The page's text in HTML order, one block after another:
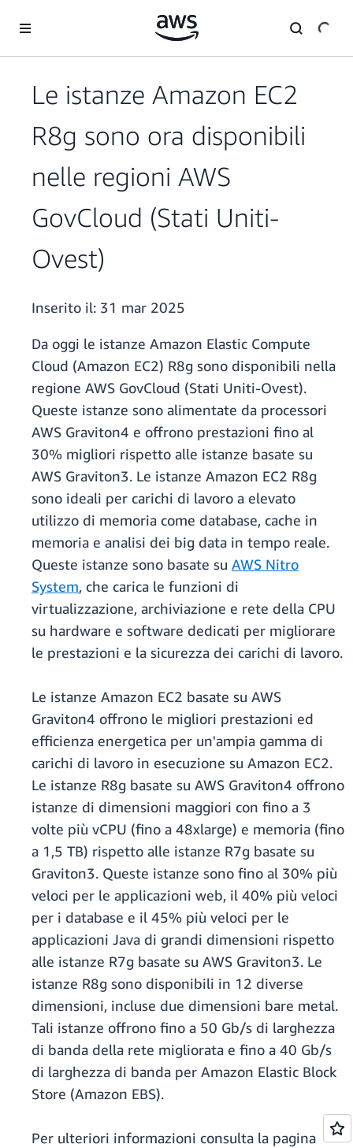
Le istanze Amazon EC2
R8g sono ora disponibili
nelle regioni AWS
GovCloud (Stati Uniti-
Ovest)
Inserito il: 31 mar 2025
Da oggi le istanze Amazon Elastic Compute
Cloud (Amazon EC2) R8g sono disponibili nella
regione AWS GovCloud (Stati Uniti-Ovest).
Queste istanze sono alimentate da processori
AWS Graviton4 e offrono prestazioni fino al
30% migliori rispetto alle istanze basate su
AWS Graviton3. Le istanze Amazon EC2 R8g
sono ideali per carichi di lavoro a elevato
utilizzo di memoria come database, cache in
memoria e analisi dei big data in tempo reale.
Queste istanze sono basate su AWS Nitro
System, che carica le funzioni di
virtualizzazione, archiviazione e rete della CPU
su hardware e software dedicati per migliorare
le prestazioni e la sicurezza dei carichi di lavoro.
Le istanze Amazon EC2 basate su AWS
Graviton4 offrono le migliori prestazioni ed
efficienza energetica per un'ampia gamma di
carichi di lavoro in esecuzione su Amazon EC2.
Le istanze R8g basate su AWS Graviton4 offrono
istanze di dimensioni maggiori con fino a 3
volte più vCPU (fino a 48xlarge) e memoria (fino
a 1,5 TB) rispetto alle istanze R7g basate su
Graviton3. Queste istanze sono fino al 30% più
veloci per le applicazioni web, il 40% più veloci
per i database e il 45% più veloci per le
applicazioni Java di grandi dimensioni rispetto
alle istanze R7g basate su AWS Graviton3. Le
istanze R8g sono disponibili in 12 diverse
dimensioni, incluse due dimensioni bare metal.
Tali istanze offrono fino a 50 Gb/s di larghezza
di banda della rete migliorata e fino a 40 Gb/s
di larghezza di banda per Amazon Elastic Block
Store (Amazon EBS).
Per ulteriori informazioni consulta la pagina